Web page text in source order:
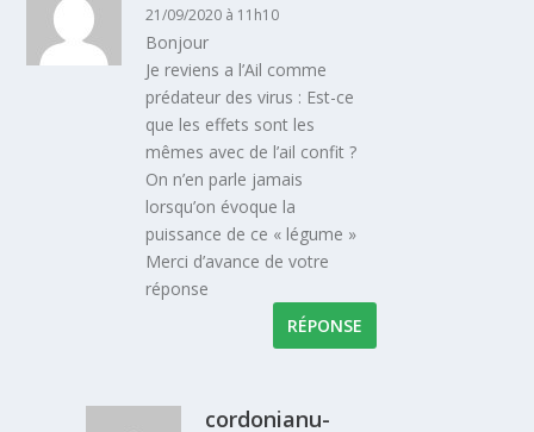
21/09/2020 à 11h10
Bonjour
Je reviens a l’Ail comme
prédateur des virus : Est-ce
que les effets sont les
mêmes avec de l’ail confit ?
On n’en parle jamais
lorsqu’on évoque la
puissance de ce « légume »
Merci d’avance de votre
réponse
RÉPONSE
cordonianu-